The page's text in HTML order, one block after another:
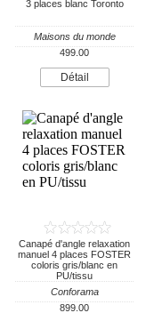
3 places blanc Toronto
Maisons du monde
499.00
Détail
Canapé d'angle relaxation
manuel 4 places FOSTER
coloris gris/blanc en
PU/tissu
Conforama
899.00